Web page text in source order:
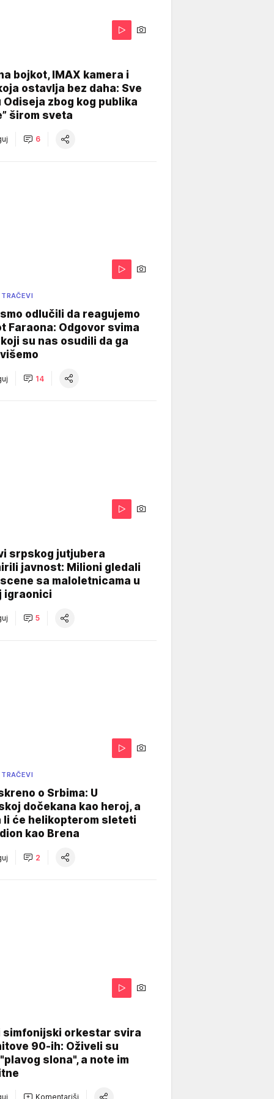
bojkot, IMAX kamera i
ostavlja bez daha: Sve
Odiseja zbog kog publika
širom sveta
6
odlučili da reagujemo
Faraona: Odgovor svima
su nas osudili da ga
14
srpskog jutjubera
javnost: Milioni gledali
sa maloletnicama u
igraonici
5
o Srbima: U
dočekana kao heroj, a
li će helikopterom sleteti
kao Brena
2
simfonijski orkestar svira
90-ih: Oživeli su
slona", a note im
Komentariši